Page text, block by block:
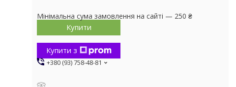
Мінімальна сума замовлення на сайті — 250 ₴
Купити
Купити з
+380 (93) 758-48-81